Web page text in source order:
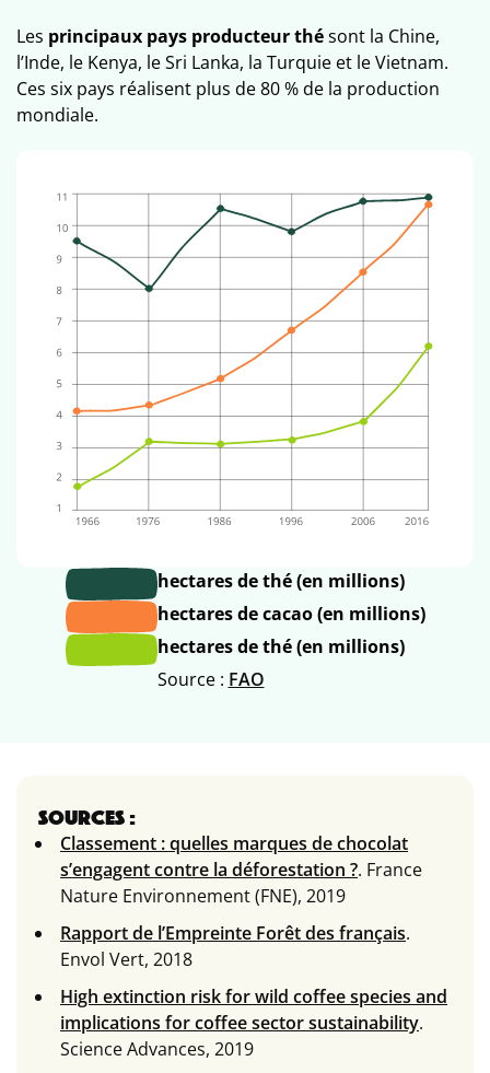
Les principaux pays producteur thésont la Chine,
l’Inde, le Kenya, le Sri Lanka, la Turquie et le Vietnam.
Ces six pays réalisent plus de 80 % de la production
mondiale.
hectares de thé (en millions)
hectares de cacao (en millions)
hectares de thé (en millions)
Source : FAO
SOURCES :
Classement : quelles marques de chocolat
s’engagent contre la déforestation ?. France
Nature Environnement (FNE), 2019
Rapport de l’Empreinte Forêt des français.
Envol Vert, 2018
High extinction risk for wild coffee species and
implications for coffee sector sustainability.
Science Advances, 2019